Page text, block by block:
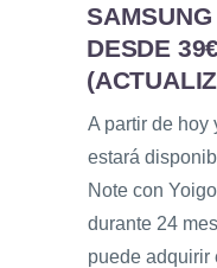
DESDE
A partir de hoy
estará
Note con
durante 24
puede adquirir